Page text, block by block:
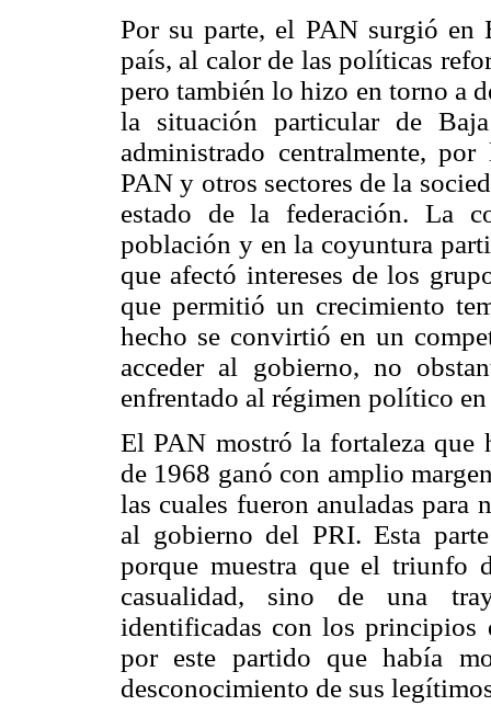
Por su parte, el PAN surgió
país, al calor de las políticas
pero también lo hizo en torno a
la situación particular de
administrado centralmente,
PAN y otros sectores de la
estado de la federación. La
población y en la coyuntura
que afectó intereses de los
que permitió un crecimiento
hecho se convirtió en un
acceder al gobierno, no
enfrentado al régimen político
El PAN mostró la fortaleza que
de 1968 ganó con amplio
las cuales fueron anuladas para
al gobierno del PRI. Esta
porque muestra que el triunfo
casualidad, sino de una
identificadas con los principios
por este partido que había
desconocimiento de sus